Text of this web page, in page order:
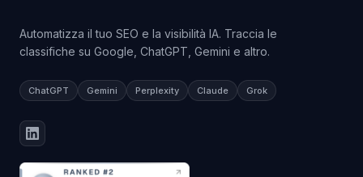
Automatizza il tuo SEO e la visibilità IA. Traccia le
classifiche su Google, ChatGPT, Gemini e altro.
ChatGPT Gemini Perplexity Claude Grok